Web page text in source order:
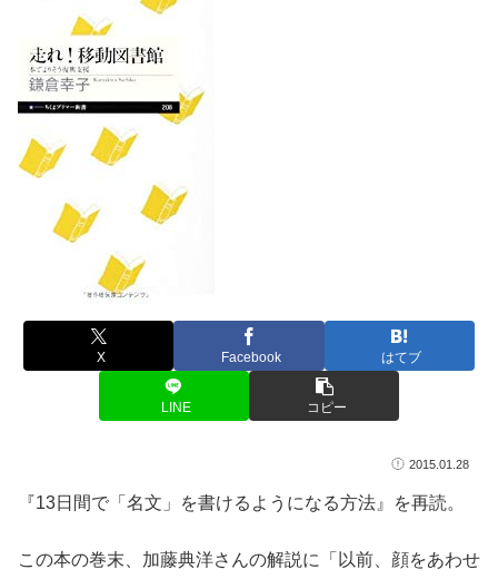
X Facebook はてブ
LINE コピー
2015.01.28
『13日間で「名文」を書けるようになる方法』を再読。
この本の巻末、加藤典洋さんの解説に「以前、顔をあわせ